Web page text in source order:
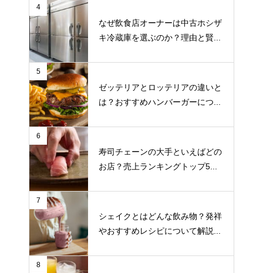
4
なぜ飲食店オーナーは中古ホシザ
キ冷蔵庫を選ぶのか？理由と賢...
5
ゼッテリアとロッテリアの違いと
は？おすすめハンバーガーにつ...
6
寿司チェーンの大手といえばどの
お店？売上ランキングトップ5...
7
シェイクとはどんな飲み物？発祥
やおすすめレシピについて解説...
8